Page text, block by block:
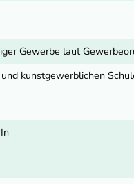
Gewerbe laut
kunstgewerblichen